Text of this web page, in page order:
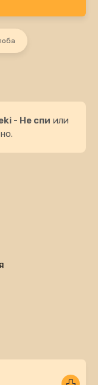
- Не спи или